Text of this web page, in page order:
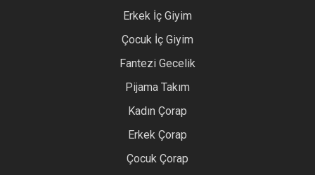
Erkek İç Giyim
Çocuk İç Giyim
Fantezi Gecelik
Pijama Takım
Kadın Çorap
Erkek Çorap
Çocuk Çorap